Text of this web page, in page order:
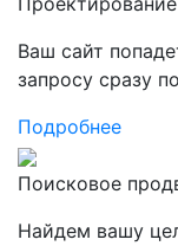
Ваш сайт
запросу сразу
Подробнее
Поисковое
Найдем вашу